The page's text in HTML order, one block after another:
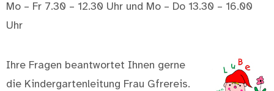
Mo – Fr 7.30 – 12.30 Uhr und Mo – Do 13.30 – 16.00
Uhr
Ihre Fragen beantwortet Ihnen gerne
die Kindergartenleitung Frau Gfrereis.